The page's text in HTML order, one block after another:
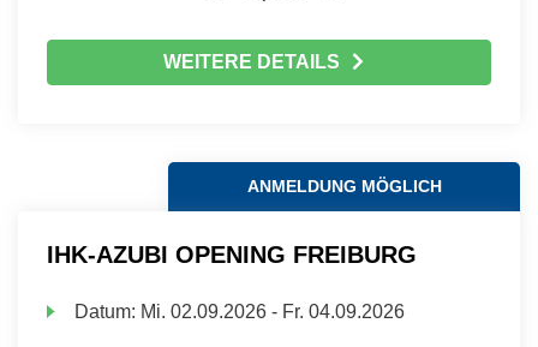
WEITERE DETAILS
ANMELDUNG MÖGLICH
IHK-AZUBI OPENING FREIBURG
Datum: Mi. 02.09.2026 - Fr. 04.09.2026